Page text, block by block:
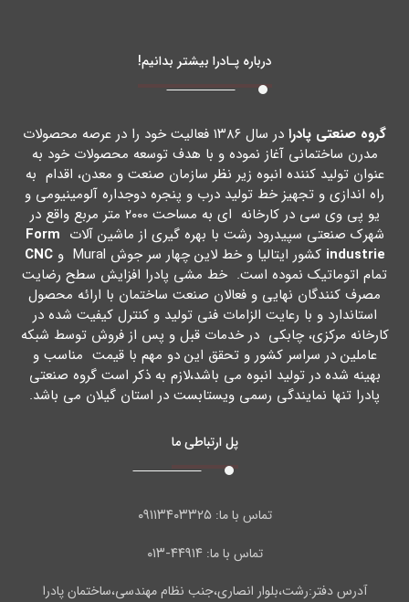
درباره پـادرا بیشتر بدانیم!
گروه صنعتی پادرا
در سال ۱۳۸۶ فعالیت خود را در عرصه محصولات
مدرن ساختمانی آغاز نموده و با هدف توسعه محصولات خود به
عنوان تولید کننده انبوه زیر نظر سازمان صنعت و معدن، اقدام به
راه اندازي و تجهیز خط تولید درب و پنجره دوجداره آلومینیومی و
یو پی وي سی در کارخانه اي به مساحت ۲۰۰۰ متر مربع واقع در
شهرك صنعتی سپیدرود رشت با بهره گیري از ماشین آلات Form
industrie کشور ایتالیا و خط لاین چهار سر جوش Mural و
CNC
تمام اتوماتیک نموده است. خط مشی پادرا افزایش سطح رضایت
مصرف کنندگان نهایی و فعالان صنعت ساختمان با ارائه محصول
استاندارد و با رعایت الزامات فنی تولید و کنترل کیفیت شده در
کارخانه مرکزي، چابکی در خدمات قبل و پس از فروش توسط شبکه
عاملین در سراسر کشور و تحقق این دو مهم با قیمت مناسب و
بهینه شده در تولید انبوه می باشد،لازم به ذکر است گروه صنعتی
پادرا تنها نمایندگی رسمی ویستابست در استان گیلان می باشد.
پل ارتباطی ما
تماس با ما:۰۹۱۱۳۴۰۳۳۲۵
تماس با ما: ۴۴۹۱۴-۰۱۳
آدرس دفتر:رشت،بلوار انصاری،جنب نظام مهندسی،ساختمان پادرا